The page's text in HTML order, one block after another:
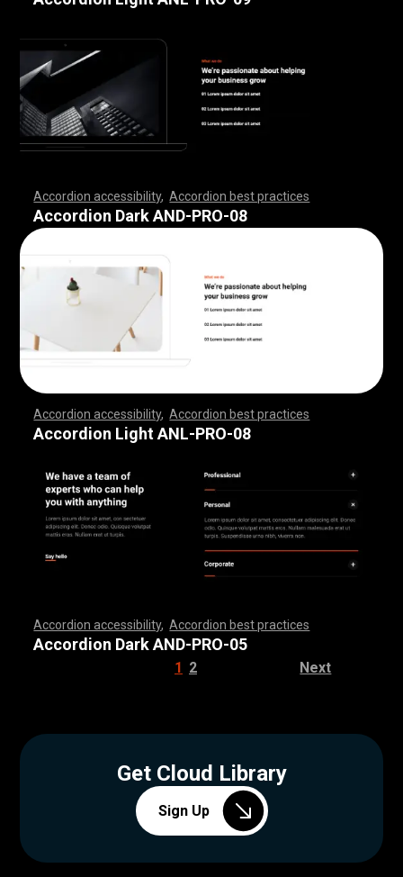
Accordion accessibility ,Accordion best practices
,,,,,,,,,,,,,,,,,,,,,,,, ,,,,,,,,,,,,,,,,,,,,,,,,,,,
,,,,,,,,,,,,,,,,,,,,,,,, ,,
Accordion Dark AND-PRO-08
Accordion accessibility ,Accordion best practices
,,,,,,,,,,,,,,,,,,,,,,,, ,,,,,,,,,,,,,,,,,,,,,,,,,,,
,,,,,,,,,,,,,,,,,,,,,,,, ,,
Accordion Light ANL-PRO-08
Accordion accessibility ,Accordion best practices
,,,,,,,,,,,,,,,,,,,,,,,, ,,,,,,,,,,,,,,,,,,,,,,,,,,,
,,,,,,,,,,,,,,,,,,,,,,,, ,,
Accordion Dark AND-PRO-05
1 2 Next
Get Cloud Library
Sign Up